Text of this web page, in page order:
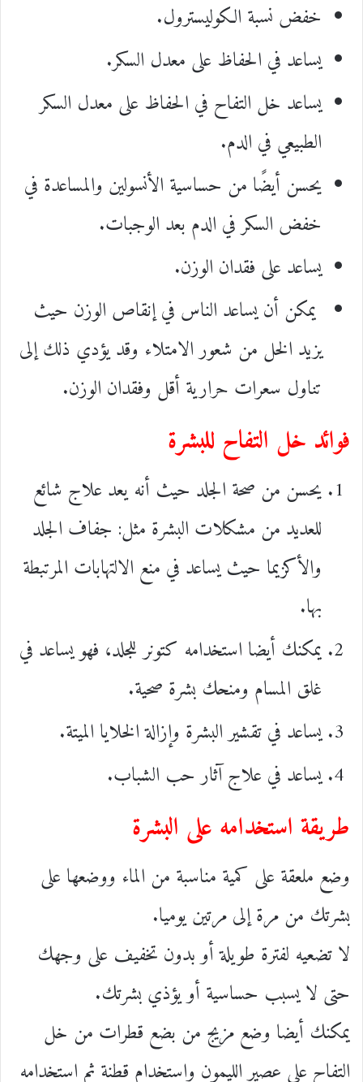
خفض نسبة الكوليسترول.
يساعد في الحفاظ على معدل السكر.
يساعد خل التفاح في الحفاظ على معدل السكر
الطبيعي في الدم.
يحسن أيضًا من حساسية الأنسولين والمساعدة في
خفض السكر في الدم بعد الوجبات.
يساعد على فقدان الوزن.
يمكن أن يساعد الناس في إنقاص الوزن حيث
يزيد الخل من شعور الامتلاء وقد يؤدي ذلك إلى
تناول سعرات حرارية أقل وفقدان الوزن.
فوائد خل التفاح للبشرة
يحسن من صحة الجلد حيث أنه يعد علاج شائع
للعديد من مشكلات البشرة مثل: جفاف الجلد
والأكزيما حيث يساعد في منع الالتهابات المرتبطة
بها.
يمكنك أيضا استخدامه كتونر للجلد، فهو يساعد في
غلق المسام ومنحك بشرة صحية.
يساعد في تقشير البشرة وإزالة الخلايا الميتة.
يساعد في علاج آثار حب الشباب.
طريقة استخدامه على البشرة
وضع ملعقة على كمية مناسبة من الماء ووضعها على
بشرتك من مرة إلى مرتين يوميا.
لا تضعيه لفترة طويلة أو بدون تخفيف على وجهك
حتى لا يسبب حساسية أو يؤذي بشرتك.
يمكنك أيضا وضع مزيج من بضع قطرات من خل
التفاح على عصير الليمون واستخدام قطنة ثم استخدامه